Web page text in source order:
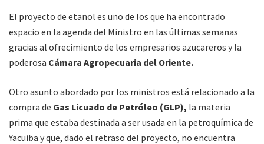
El proyecto de etanol es uno de los que ha encontrado
espacio en la agenda del Ministro en las últimas semanas
gracias al ofrecimiento de los empresarios azucareros y la
poderosa Cámara Agropecuaria del Oriente.
Otro asunto abordado por los ministros está relacionado a la
compra de Gas Licuado de Petróleo (GLP), la materia
prima que estaba destinada a ser usada en la petroquímica de
Yacuiba y que, dado el retraso del proyecto, no encuentra